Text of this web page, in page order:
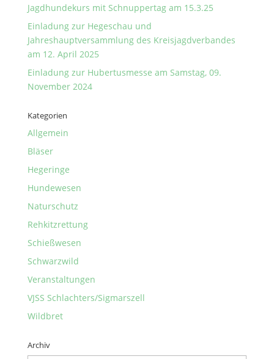
Jagdhundekurs mit Schnuppertag am 15.3.25
Einladung zur Hegeschau und
Jahreshauptversammlung des Kreisjagdverbandes
am 12. April 2025
Einladung zur Hubertusmesse am Samstag, 09.
November 2024
Kategorien
Allgemein
Bläser
Hegeringe
Hundewesen
Naturschutz
Rehkitzrettung
Schießwesen
Schwarzwild
Veranstaltungen
VJSS Schlachters/Sigmarszell
Wildbret
Archiv